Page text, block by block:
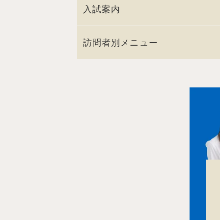
入試案内
訪問者別メニュー